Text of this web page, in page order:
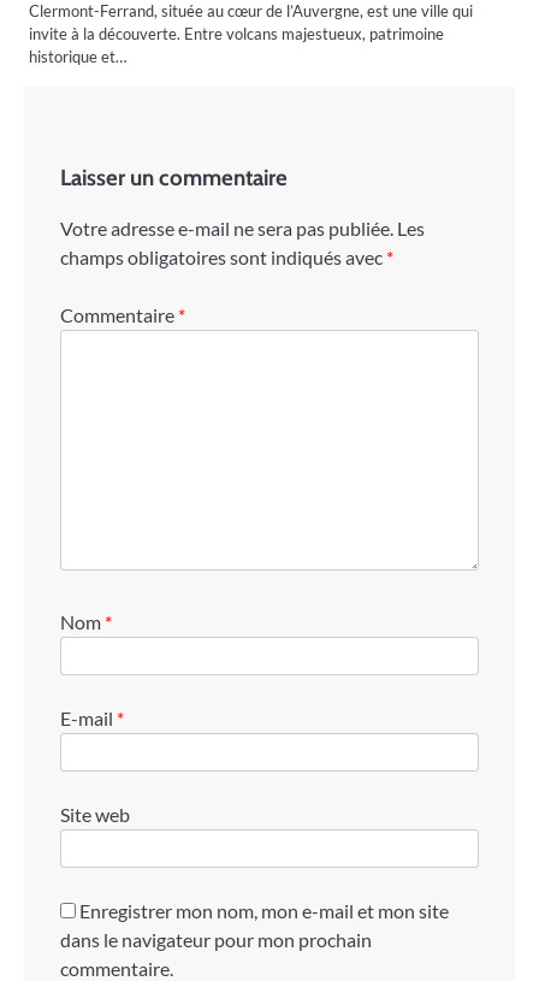
Clermont-Ferrand, située au cœur de l’Auvergne, est une ville qui
invite à la découverte. Entre volcans majestueux, patrimoine
historique et…
Laisser un commentaire
Votre adresse e-mail ne sera pas publiée. Les
champs obligatoires sont indiqués avec *
Commentaire *
Nom *
E-mail *
Site web
Enregistrer mon nom, mon e-mail et mon site
dans le navigateur pour mon prochain
commentaire.